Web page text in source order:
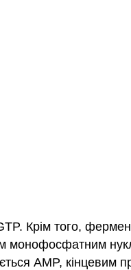
Крім того,
монофосфатним
AMP, кінцевим